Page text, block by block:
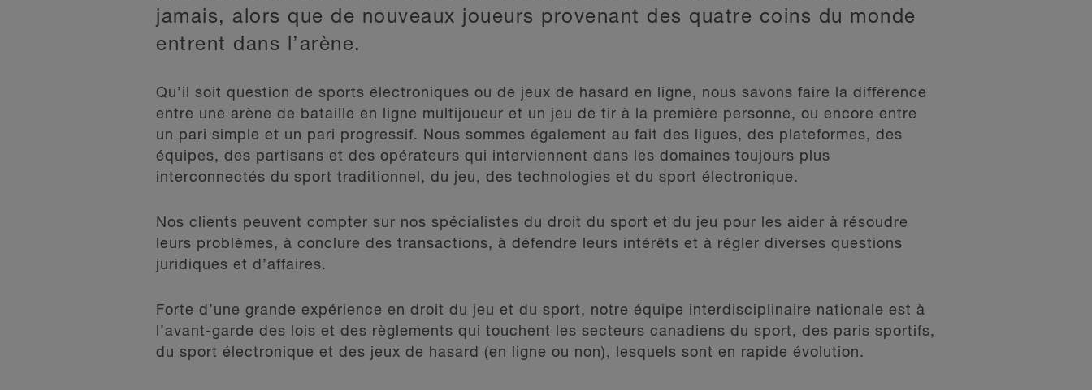
jamais, alors que de nouveaux joueurs provenant des quatre coins du monde
entrent dans l’arène.
Qu’il soit question de sports électroniques ou de jeux de hasard en ligne, nous savons faire la différence
entre une arène de bataille en ligne multijoueur et un jeu de tir à la première personne, ou encore entre
un pari simple et un pari progressif. Nous sommes également au fait des ligues, des plateformes, des
équipes, des partisans et des opérateurs qui interviennent dans les domaines toujours plus
interconnectés du sport traditionnel, du jeu, des technologies et du sport électronique.
Nos clients peuvent compter sur nos spécialistes du droit du sport et du jeu pour les aider à résoudre
leurs problèmes, à conclure des transactions, à défendre leurs intérêts et à régler diverses questions
juridiques et d’affaires.
Forte d’une grande expérience en droit du jeu et du sport, notre équipe interdisciplinaire nationale est à
l’avant-garde des lois et des règlements qui touchent les secteurs canadiens du sport, des paris sportifs,
du sport électronique et des jeux de hasard (en ligne ou non), lesquels sont en rapide évolution.